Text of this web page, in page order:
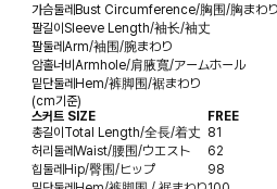
가슴둘레Bust Circumference/胸围/胸まわり
팔길이Sleeve Length/袖长/袖丈
팔둘레Arm/袖围/腕まわり
암홀너비Armhole/肩腋寬/アームホール
밑단둘레Hem/裤脚围/裾まわり
(cm기준)
스커트 SIZE
FREE
총길이Total Length/全長/着丈 81
허리둘레Waist/腰围/ウエスト
62
힙둘레Hip/臀围/ヒップ
98